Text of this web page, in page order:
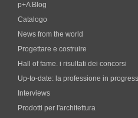
p+A Blog
Catalogo
News from the world
Progettare e costruire
Hall of fame. i risultati dei concorsi
Up-to-date: la professione in progress
Interviews
Prodotti per l'architettura